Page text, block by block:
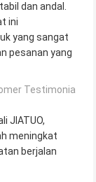
dan andal.
ini
yang sangat
pesanan yang
Testimonia
JIATUO,
meningkat
berjalan